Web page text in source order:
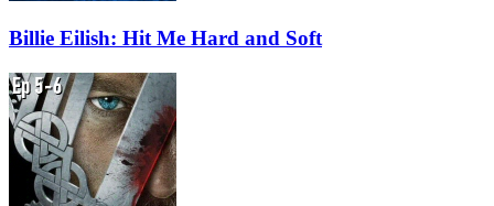
Billie Eilish: Hit Me Hard and Soft